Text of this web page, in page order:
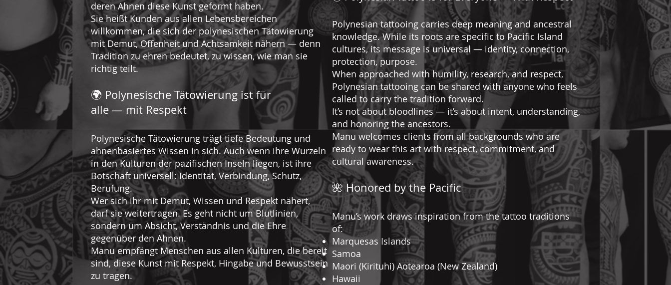
deren Ahnen diese Kunst geformt haben.
Sie heißt Kunden aus allen Lebensbereichen
willkommen, die sich der polynesischen Tätowierung
mit Demut, Offenheit und Achtsamkeit nähern — denn
Tradition zu ehren bedeutet, zu wissen, wie man sie
richtig teilt.
🌍 Polynesische Tätowierung ist für
alle — mit Respekt
Polynesische Tätowierung trägt tiefe Bedeutung und
ahnenbasiertes Wissen in sich. Auch wenn ihre Wurzeln
in den Kulturen der pazifischen Inseln liegen, ist ihre
Botschaft universell: Identität, Verbindung, Schutz,
Berufung.
Wer sich ihr mit Demut, Wissen und Respekt nähert,
darf sie weitertragen. Es geht nicht um Blutlinien,
sondern um Absicht, Verständnis und die Ehre
gegenüber den Ahnen.
Manu empfängt Menschen aus allen Kulturen, die bereit
sind, diese Kunst mit Respekt, Hingabe und Bewusstsein
zu tragen.
Polynesian tattooing carries deep meaning and ancestral
knowledge. While its roots are specific to Pacific Island
cultures, its message is universal — identity, connection,
protection, purpose.
When approached with humility, research, and respect,
Polynesian tattooing can be shared with anyone who feels
called to carry the tradition forward.
It’s not about bloodlines — it’s about intent, understanding,
and honoring the ancestors.
Manu welcomes clients from all backgrounds who are
ready to wear this art with respect, commitment, and
cultural awareness.
🌺 Honored by the Pacific
Manu’s work draws inspiration from the tattoo traditions
of:
Marquesas Islands
Samoa
Maori (Kirituhi) Aotearoa (New Zealand)
Hawaii